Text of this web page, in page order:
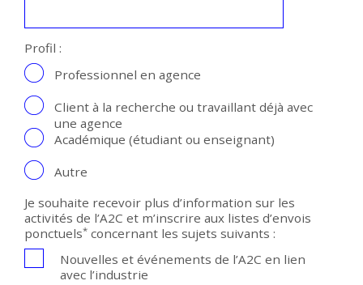
Profil :
Professionnel en agence
Client à la recherche ou travaillant déjà avec
une agence
Académique (étudiant ou enseignant)
Autre
Je souhaite recevoir plus d’information sur les
activités de l’A2C et m’inscrire aux listes d’envois
ponctuels* concernant les sujets suivants :
Nouvelles et événements de l’A2C en lien
avec l’industrie